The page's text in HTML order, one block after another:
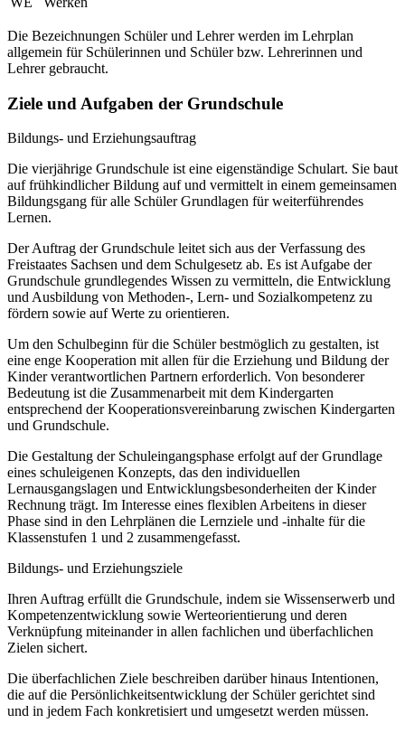
Die Bezeichnungen Schüler und Lehrer werden im Lehrplan
allgemein für Schülerinnen und Schüler bzw. Lehrerinnen und
Lehrer gebraucht.
Ziele und Aufgaben der Grundschule
Bildungs- und Erziehungsauftrag
Die vierjährige Grundschule ist eine eigenständige Schulart. Sie baut
auf frühkindlicher Bildung auf und vermittelt in einem gemeinsamen
Bildungsgang für alle Schüler Grundlagen für weiterführendes
Lernen.
Der Auftrag der Grundschule leitet sich aus der Verfassung des
Freistaates Sachsen und dem Schulgesetz ab. Es ist Aufgabe der
Grundschule grundlegendes Wissen zu vermitteln, die Entwicklung
und Ausbildung von Methoden-, Lern- und Sozialkompetenz zu
fördern sowie auf Werte zu orientieren.
Um den Schulbeginn für die Schüler bestmöglich zu gestalten, ist
eine enge Kooperation mit allen für die Erziehung und Bildung der
Kinder verantwortlichen Partnern erforderlich. Von besonderer
Bedeutung ist die Zusammenarbeit mit dem Kindergarten
entsprechend der Kooperationsvereinbarung zwischen Kindergarten
und Grundschule.
Die Gestaltung der Schuleingangsphase erfolgt auf der Grundlage
eines schuleigenen Konzepts, das den individuellen
Lernausgangslagen und Entwicklungsbesonderheiten der Kinder
Rechnung trägt. Im Interesse eines flexiblen Arbeitens in dieser
Phase sind in den Lehrplänen die Lernziele und -inhalte für die
Klassenstufen 1 und 2 zusammengefasst.
Bildungs- und Erziehungsziele
Ihren Auftrag erfüllt die Grundschule, indem sie Wissenserwerb und
Kompetenzentwicklung sowie Werteorientierung und deren
Verknüpfung miteinander in allen fachlichen und überfachlichen
Zielen sichert.
Die überfachlichen Ziele beschreiben darüber hinaus Intentionen,
die auf die Persönlichkeitsentwicklung der Schüler gerichtet sind
und in jedem Fach konkretisiert und umgesetzt werden müssen.